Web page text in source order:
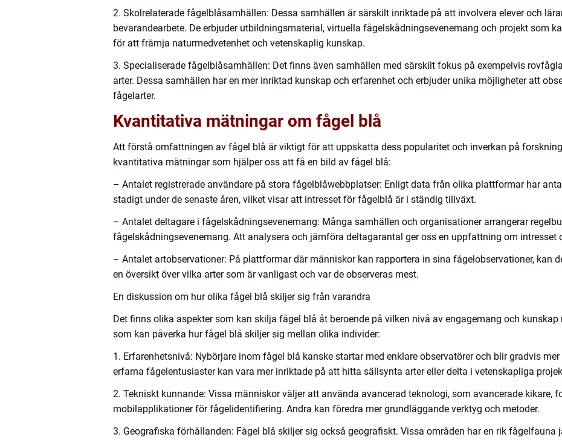
2. Skolrelaterade fågelblåsamhällen: Dessa samhällen är särskilt inriktade på att involvera elever och
bevarandearbete. De erbjuder utbildningsmaterial, virtuella fågelskådningsevenemang och projekt som
för att främja naturmedvetenhet och vetenskaplig kunskap.
3. Specialiserade fågelblåsamhällen: Det finns även samhällen med särskilt fokus på exempelvis
arter. Dessa samhällen har en mer inriktad kunskap och erfarenhet och erbjuder unika möjligheter att
fågelarter.
Kvantitativa mätningar om fågel blå
Att förstå omfattningen av fågel blå är viktigt för att uppskatta dess popularitet och inverkan på
kvantitativa mätningar som hjälper oss att få en bild av fågel blå:
– Antalet registrerade användare på stora fågelblåwebbplatser: Enligt data från olika plattformar har
stadigt under de senaste åren, vilket visar att intresset för fågelblå är i ständig tillväxt.
– Antalet deltagare i fågelskådningsevenemang: Många samhällen och organisationer arrangerar
fågelskådningsevenemang. Att analysera och jämföra deltagarantal ger oss en uppfattning om intresset
– Antalet artobservationer: På plattformar där människor kan rapportera in sina fågelobservationer, kan
en översikt över vilka arter som är vanligast och var de observeras mest.
En diskussion om hur olika fågel blå skiljer sig från varandra
Det finns olika aspekter som kan skilja fågel blå åt beroende på vilken nivå av engagemang och
som kan påverka hur fågel blå skiljer sig mellan olika individer:
1. Erfarenhetsnivå: Nybörjare inom fågel blå kanske startar med enklare observatörer och blir gradvis
erfarna fågelentusiaster kan vara mer inriktade på att hitta sällsynta arter eller delta i vetenskapliga
2. Tekniskt kunnande: Vissa människor väljer att använda avancerad teknologi, som avancerade kikare,
mobilapplikationer för fågelidentifiering. Andra kan föredra mer grundläggande verktyg och metoder.
3. Geografiska förhållanden: Fågel blå skiljer sig också geografiskt. Vissa områden har en rik fågelfauna